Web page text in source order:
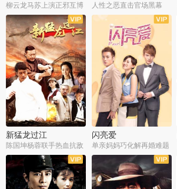
柳云龙马苏上演正邪互博 人性之恶直击官场黑幕
全36集
新猛龙过江
陈国坤杨蓉联手热血抗敌
全37集
闪亮爱
单亲妈妈巧化解再婚难题
全30集
全30集